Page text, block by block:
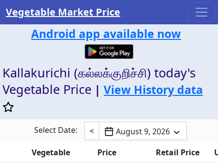
Vegetable Market Price
Android app available now
Kallakurichi (கல்லக்குறிச்சி) today's
Vegetable Price | View History data
Select Date: <
August 9, 2026
Vegetable
Price Retail Price